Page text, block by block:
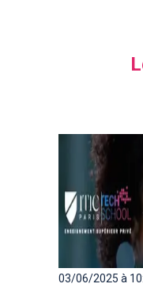
03/06/2025 à